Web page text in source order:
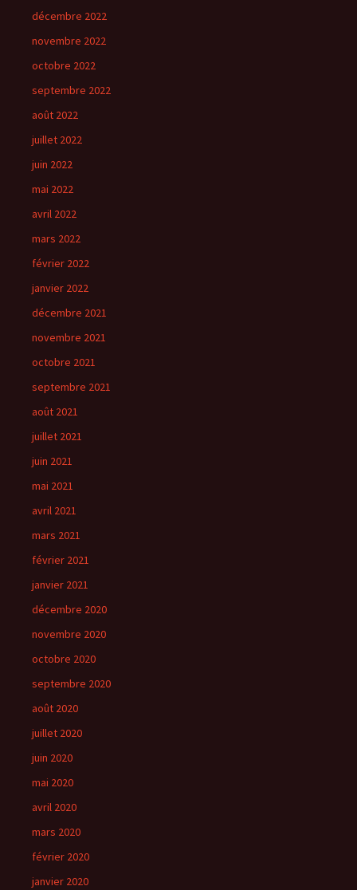
décembre 2022
novembre 2022
octobre 2022
septembre 2022
août 2022
juillet 2022
juin 2022
mai 2022
avril 2022
mars 2022
février 2022
janvier 2022
décembre 2021
novembre 2021
octobre 2021
septembre 2021
août 2021
juillet 2021
juin 2021
mai 2021
avril 2021
mars 2021
février 2021
janvier 2021
décembre 2020
novembre 2020
octobre 2020
septembre 2020
août 2020
juillet 2020
juin 2020
mai 2020
avril 2020
mars 2020
février 2020
janvier 2020